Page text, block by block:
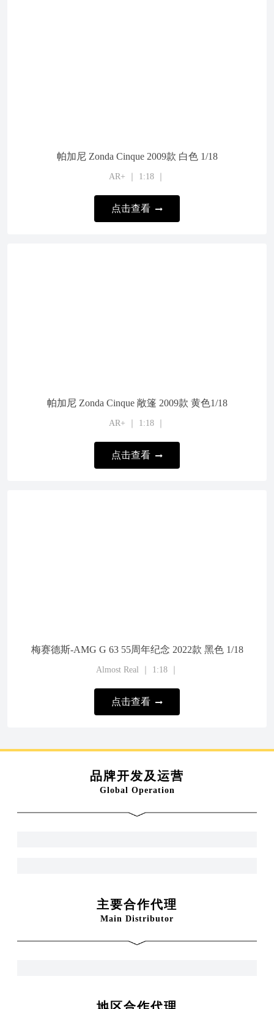
帕加尼 Zonda Cinque 2009款 白色 1/18
AR+ ｜ 1:18 ｜
点击查看
帕加尼 Zonda Cinque 敞篷 2009款 黄色1/18
AR+ ｜ 1:18 ｜
点击查看
梅赛德斯-AMG G 63 55周年纪念 2022款 黑色 1/18
Almost Real ｜ 1:18 ｜
点击查看
品牌开发及运营
Global Operation
主要合作代理
Main Distributor